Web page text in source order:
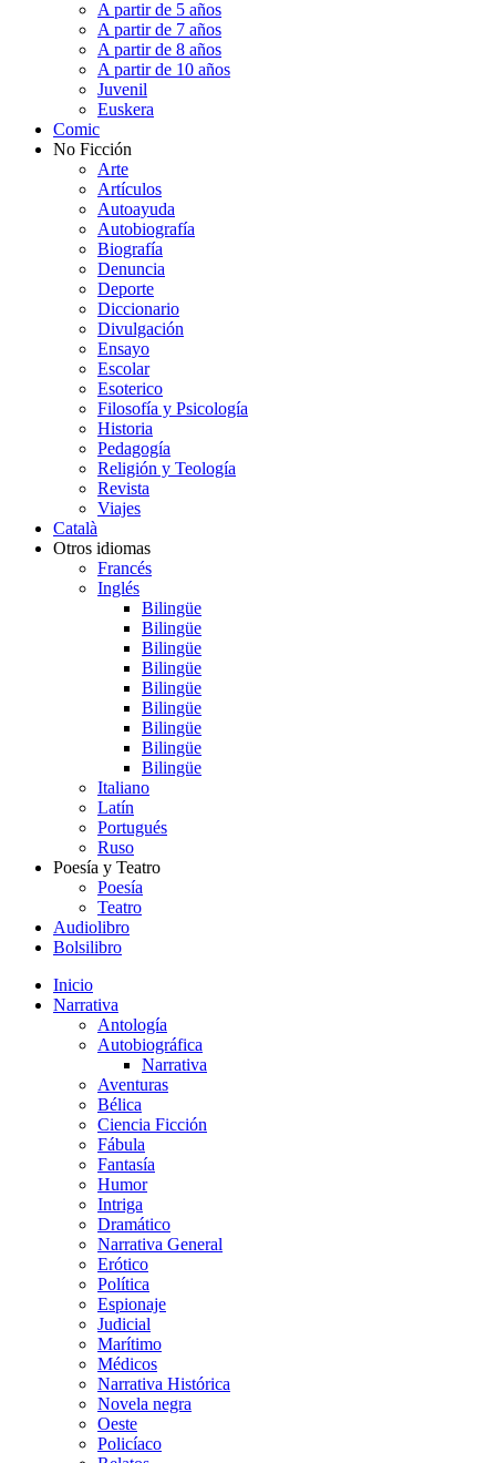
A partir de 5 años
A partir de 7 años
A partir de 8 años
A partir de 10 años
Juvenil
Euskera
Comic
No Ficción
Arte
Artículos
Autoayuda
Autobiografía
Biografía
Denuncia
Deporte
Diccionario
Divulgación
Ensayo
Escolar
Esoterico
Filosofía y Psicología
Historia
Pedagogía
Religión y Teología
Revista
Viajes
Català
Otros idiomas
Francés
Inglés
Bilingüe
Bilingüe
Bilingüe
Bilingüe
Bilingüe
Bilingüe
Bilingüe
Bilingüe
Bilingüe
Italiano
Latín
Portugués
Ruso
Poesía y Teatro
Poesía
Teatro
Audiolibro
Bolsilibro
Inicio
Narrativa
Antología
Autobiográfica
Narrativa
Aventuras
Bélica
Ciencia Ficción
Fábula
Fantasía
Humor
Intriga
Dramático
Narrativa General
Erótico
Política
Espionaje
Judicial
Marítimo
Médicos
Narrativa Histórica
Novela negra
Oeste
Policíaco